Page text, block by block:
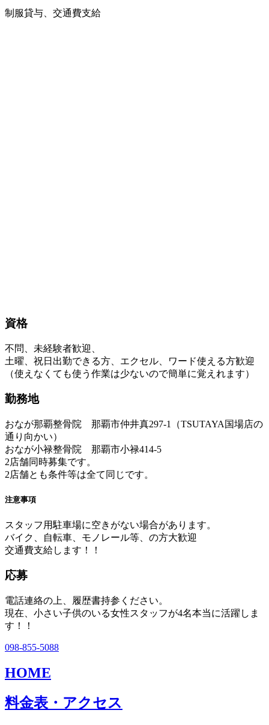
制服貸与、 交通費支給
資格
不問、未経験者歓迎、
土曜、祝日出勤できる方、エクセル、ワード使える方歓迎
（使えなくても使う作業は少ないので簡単に覚えれます）
勤務地
おなが那覇整骨院 那覇市仲井真297-1（TSUTAYA国場店の
通り向かい）
おなが小禄整骨院 那覇市小禄414-5
2店舗同時募集です。
2店舗とも条件等は全て同じです。
注意事項
スタッフ用駐車場に空きがない場合があります。
バイク、自転車、モノレール等、の方大歓迎
交通費支給します！！
応募
電話連絡の上、履歴書持参ください。
現在、小さい子供のいる女性スタッフが4名本当に活躍しま
す！！
098-855-5088
HOME
料金表・アクセス